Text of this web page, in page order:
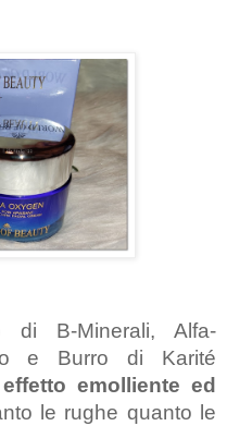
di B-Minerali, Alfa-
e Burro di Karité
effetto emolliente ed
le rughe quanto le